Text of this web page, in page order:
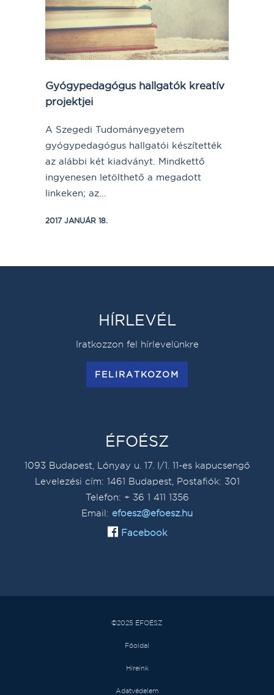
Gyógypedagógus hallgatók kreatív
projektjei
A Szegedi Tudományegyetem
gyógypedagógus hallgatói készítették
az alábbi két kiadványt. Mindkettő
ingyenesen letölthető a megadott
linkeken; az...
2017 JANUÁR 18.
HÍRLEVÉL
Iratkozzon fel hírlevelünkre
FELIRATKOZOM
ÉFOÉSZ
1093 Budapest, Lónyay u. 17. I/1. 11-es kapucsengő
Levelezési cím: 1461 Budapest, Postafiók: 301
Telefon: + 36 1 411 1356
Email: efoesz@efoesz.hu
Facebook
©2025 ÉFOÉSZ
Főoldal
Híreink
Adatvédelem